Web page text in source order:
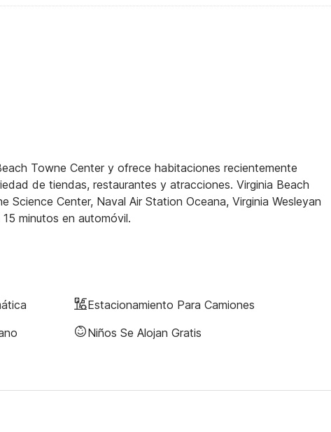
Towne Center y ofrece habitaciones recientemente
de tiendas, restaurantes y atracciones. Virginia Beach
Science Center, Naval Air Station Oceana, Virginia Wesleyan
minutos en automóvil.
Estacionamiento Para Camiones
Niños Se Alojan Gratis